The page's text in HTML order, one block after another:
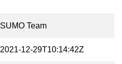
SUMO Team
2021-12-29T10:14:42Z